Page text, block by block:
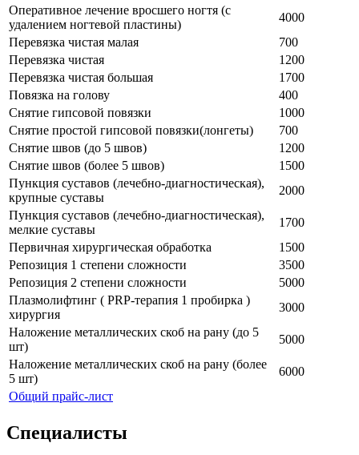
Оперативное лечение вросшего ногтя (с
удалением ногтевой пластины)
4000
Перевязка чистая малая
700
Перевязка чистая
1200
Перевязка чистая большая
1700
Повязка на голову
400
Снятие гипсовой повязки
1000
Снятие простой гипсовой повязки(лонгеты)
700
Снятие швов (до 5 швов)
1200
Снятие швов (более 5 швов)
1500
Пункция суставов (лечебно-диагностическая),
крупные суставы
2000
Пункция суставов (лечебно-диагностическая),
мелкие суставы
1700
Первичная хирургическая обработка
1500
Репозиция 1 степени сложности
3500
Репозиция 2 степени сложности
5000
Плазмолифтинг ( PRP-терапия 1 пробирка )
хирургия
3000
Наложение металлических скоб на рану (до 5
шт)
5000
Наложение металлических скоб на рану (более
5 шт)
6000
Общий прайс-лист
Специалисты